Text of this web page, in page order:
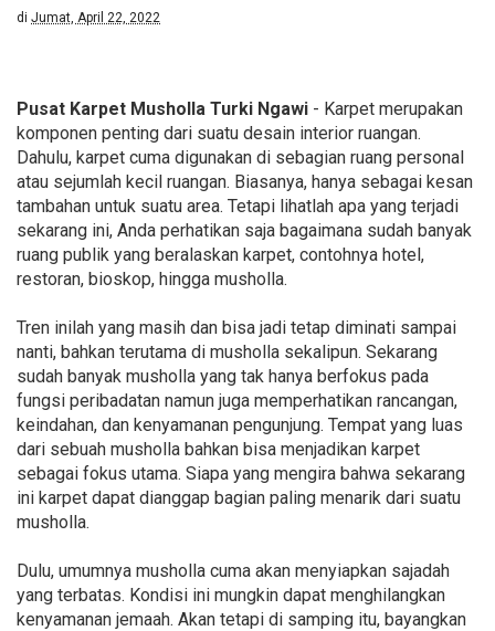
di Jumat, April 22, 2022
Pusat Karpet Musholla Turki Ngawi - Karpet merupakan
komponen penting dari suatu desain interior ruangan.
Dahulu, karpet cuma digunakan di sebagian ruang personal
atau sejumlah kecil ruangan. Biasanya, hanya sebagai kesan
tambahan untuk suatu area. Tetapi lihatlah apa yang terjadi
sekarang ini, Anda perhatikan saja bagaimana sudah banyak
ruang publik yang beralaskan karpet, contohnya hotel,
restoran, bioskop, hingga musholla.
Tren inilah yang masih dan bisa jadi tetap diminati sampai
nanti, bahkan terutama di musholla sekalipun. Sekarang
sudah banyak musholla yang tak hanya berfokus pada
fungsi peribadatan namun juga memperhatikan rancangan,
keindahan, dan kenyamanan pengunjung. Tempat yang luas
dari sebuah musholla bahkan bisa menjadikan karpet
sebagai fokus utama. Siapa yang mengira bahwa sekarang
ini karpet dapat dianggap bagian paling menarik dari suatu
musholla.
Dulu, umumnya musholla cuma akan menyiapkan sajadah
yang terbatas. Kondisi ini mungkin dapat menghilangkan
kenyamanan jemaah. Akan tetapi di samping itu, bayangkan